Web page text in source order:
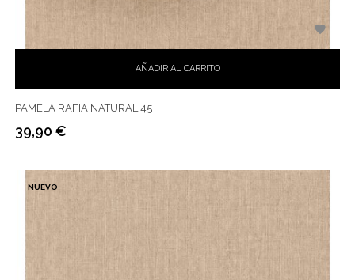
AÑADIR AL CARRITO

PAMELA RAFIA NATURAL 45
Precio
39,90 €
NUEVO